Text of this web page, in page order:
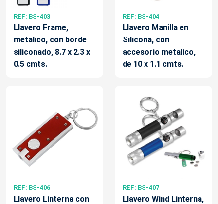
REF: BS-403
Llavero Frame,
metalico, con borde
siliconado, 8.7 x 2.3 x
0.5 cmts.
REF: BS-404
Llavero Manilla en
Silicona, con
accesorio metalico,
de 10 x 1.1 cmts.
REF: BS-406
Llavero Linterna con
REF: BS-407
Llavero Wind Linterna,